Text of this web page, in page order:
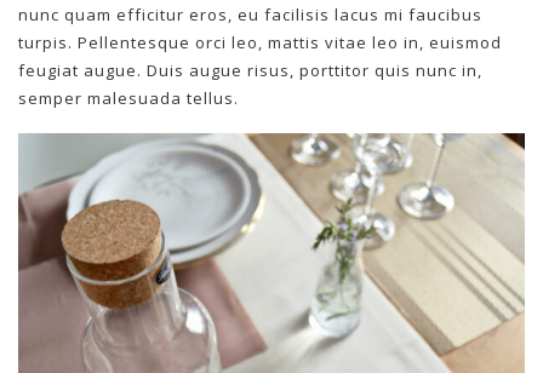
nunc quam efficitur eros, eu facilisis lacus mi faucibus
turpis. Pellentesque orci leo, mattis vitae leo in, euismod
feugiat augue. Duis augue risus, porttitor quis nunc in,
semper malesuada tellus.